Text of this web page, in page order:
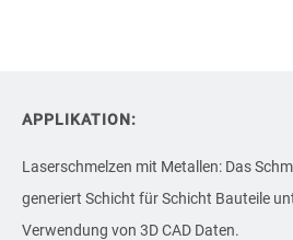
APPLIKATION:
Laserschmelzen mit Metallen: Das
generiert Schicht für Schicht Bauteile
Verwendung von 3D CAD Daten.